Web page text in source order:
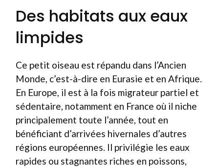
Des habitats aux eaux
limpides
Ce petit oiseau est répandu dans l’Ancien
Monde, c’est-à-dire en Eurasie et en Afrique.
En Europe, il est à la fois migrateur partiel et
sédentaire, notamment en France où il niche
principalement toute l’année, tout en
bénéficiant d’arrivées hivernales d’autres
régions européennes. Il privilégie les eaux
rapides ou stagnantes riches en poissons,